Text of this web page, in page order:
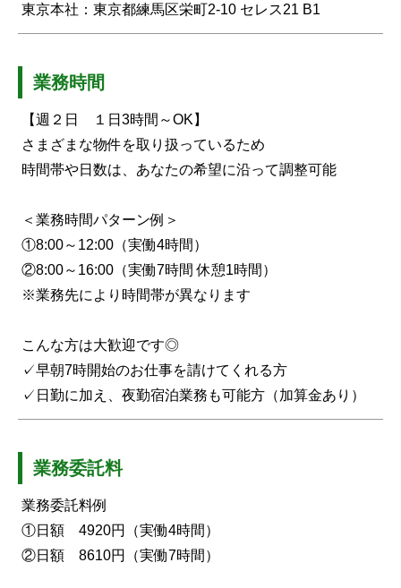
東京本社：東京都練馬区栄町2-10 セレス21 B1
業務時間
【週２日 １日3時間～OK】
さまざまな物件を取り扱っているため
時間帯や日数は、あなたの希望に沿って調整可能
＜業務時間パターン例＞
①8:00～12:00（実働4時間）
②8:00～16:00（実働7時間 休憩1時間）
※業務先により時間帯が異なります
こんな方は大歓迎です◎
✓早朝7時開始のお仕事を請けてくれる方
✓日勤に加え、夜勤宿泊業務も可能方（加算金あり）
業務委託料
業務委託料例
①日額 4920円（実働4時間）
②日額 8610円（実働7時間）